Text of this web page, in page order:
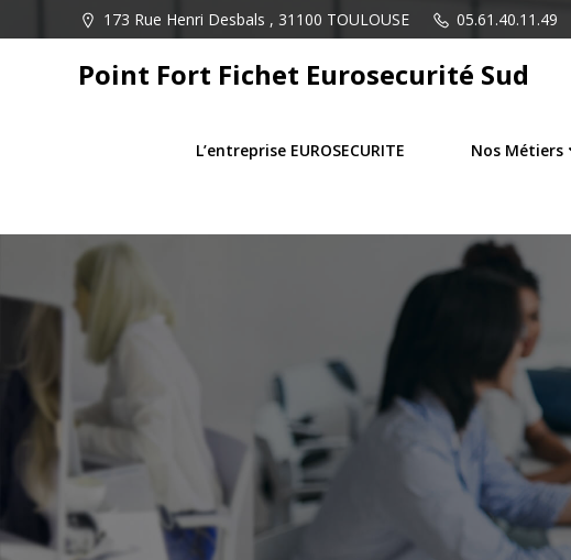
au
173 Rue Henri Desbals , 31100 TOULOUSE 05.61.40.11.49
Point Fort Fichet Eurosecurité Sud
L’entreprise EUROSECURITE Nos Métiers